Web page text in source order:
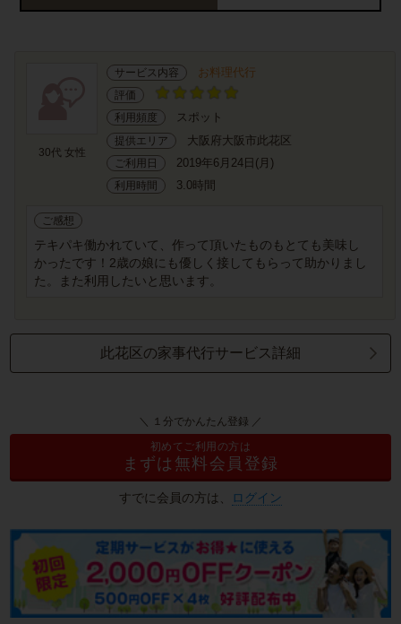
30代 女性
サービス内容 お料理代行
評価
利用頻度
スポット
提供エリア 大阪府大阪市此花区
ご利用日 2019年6月24日(月)
利用時間 3.0時間
ご感想
テキパキ働かれていて、作って頂いたものもとても美味し
かったです！2歳の娘にも優しく接してもらって助かりまし
た。また利用したいと思います。
此花区の家事代行サービス詳細
＼ １分でかんたん登録 ／
初めてご利用の方は
まずは無料会員登録
すでに会員の方は、 ログイン